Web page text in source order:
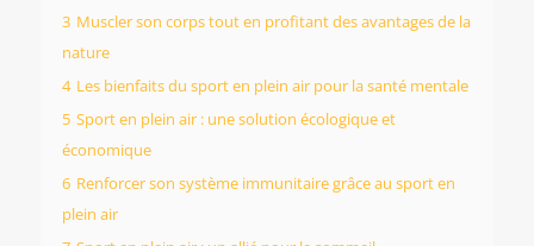
3 Muscler son corps tout en profitant des avantages de la
nature
4 Les bienfaits du sport en plein air pour la santé mentale
5 Sport en plein air : une solution écologique et
économique
6 Renforcer son système immunitaire grâce au sport en
plein air